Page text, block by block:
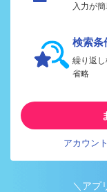
入力が
検索条
繰り返
省略
アカウン
＼アプ